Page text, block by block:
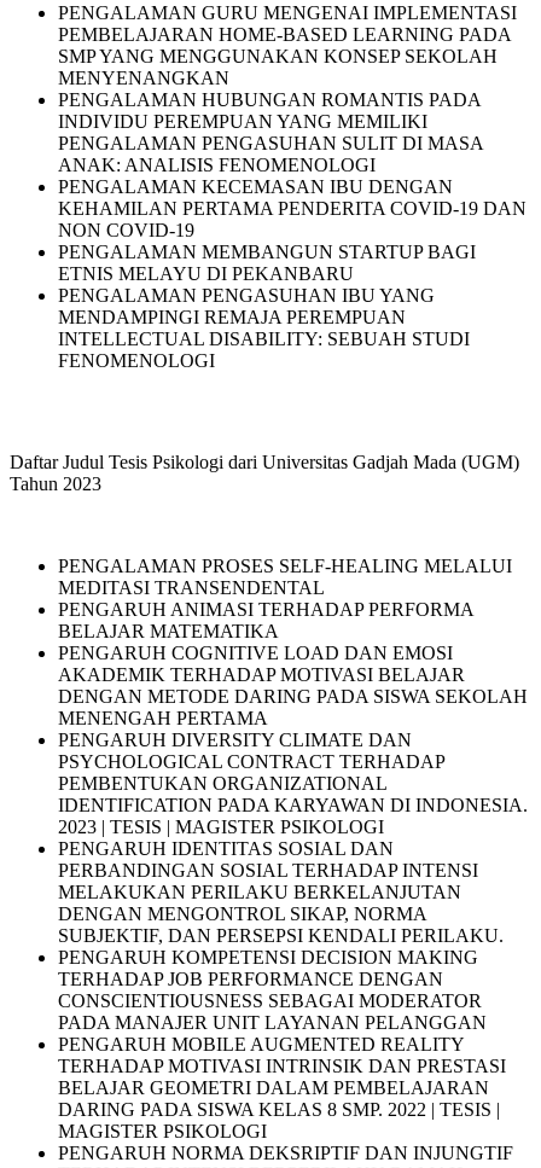
PENGALAMAN GURU MENGENAI IMPLEMENTASI
PEMBELAJARAN HOME-BASED LEARNING PADA
SMP YANG MENGGUNAKAN KONSEP SEKOLAH
MENYENANGKAN
PENGALAMAN HUBUNGAN ROMANTIS PADA
INDIVIDU PEREMPUAN YANG MEMILIKI
PENGALAMAN PENGASUHAN SULIT DI MASA
ANAK: ANALISIS FENOMENOLOGI
PENGALAMAN KECEMASAN IBU DENGAN
KEHAMILAN PERTAMA PENDERITA COVID-19 DAN
NON COVID-19
PENGALAMAN MEMBANGUN STARTUP BAGI
ETNIS MELAYU DI PEKANBARU
PENGALAMAN PENGASUHAN IBU YANG
MENDAMPINGI REMAJA PEREMPUAN
INTELLECTUAL DISABILITY: SEBUAH STUDI
FENOMENOLOGI
Daftar Judul Tesis Psikologi dari Universitas Gadjah Mada (UGM)
Tahun 2023
PENGALAMAN PROSES SELF-HEALING MELALUI
MEDITASI TRANSENDENTAL
PENGARUH ANIMASI TERHADAP PERFORMA
BELAJAR MATEMATIKA
PENGARUH COGNITIVE LOAD DAN EMOSI
AKADEMIK TERHADAP MOTIVASI BELAJAR
DENGAN METODE DARING PADA SISWA SEKOLAH
MENENGAH PERTAMA
PENGARUH DIVERSITY CLIMATE DAN
PSYCHOLOGICAL CONTRACT TERHADAP
PEMBENTUKAN ORGANIZATIONAL
IDENTIFICATION PADA KARYAWAN DI INDONESIA.
2023 | TESIS | MAGISTER PSIKOLOGI
PENGARUH IDENTITAS SOSIAL DAN
PERBANDINGAN SOSIAL TERHADAP INTENSI
MELAKUKAN PERILAKU BERKELANJUTAN
DENGAN MENGONTROL SIKAP, NORMA
SUBJEKTIF, DAN PERSEPSI KENDALI PERILAKU.
PENGARUH KOMPETENSI DECISION MAKING
TERHADAP JOB PERFORMANCE DENGAN
CONSCIENTIOUSNESS SEBAGAI MODERATOR
PADA MANAJER UNIT LAYANAN PELANGGAN
PENGARUH MOBILE AUGMENTED REALITY
TERHADAP MOTIVASI INTRINSIK DAN PRESTASI
BELAJAR GEOMETRI DALAM PEMBELAJARAN
DARING PADA SISWA KELAS 8 SMP. 2022 | TESIS |
MAGISTER PSIKOLOGI
PENGARUH NORMA DEKSRIPTIF DAN INJUNGTIF